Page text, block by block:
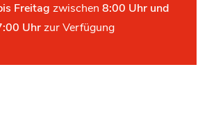
Freitag zwischen 8:00 Uhr und
Uhrzur Verfügung